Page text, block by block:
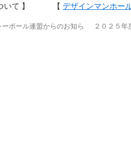
いて 】 【 デザインマンホー
ボール連盟からのお知ら
２０２５